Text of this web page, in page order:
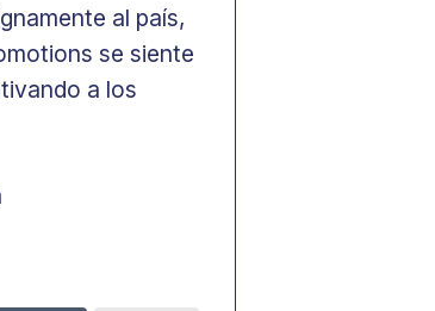
al país,
se siente
a los